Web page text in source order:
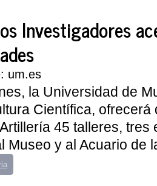
Investigadores
um.es
la Universidad de
Científica, ofrecerá
45 talleres, tres
Museo y al Acuario de